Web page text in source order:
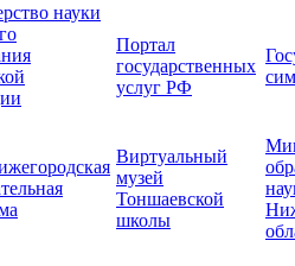
науки
Портал
государственных
услуг РФ
Виртуальный
музей
Тоншаевской
школы